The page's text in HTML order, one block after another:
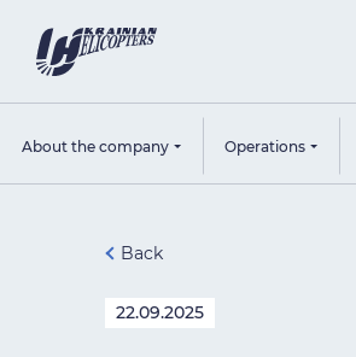
About the company Operations
Back
22.09.2025